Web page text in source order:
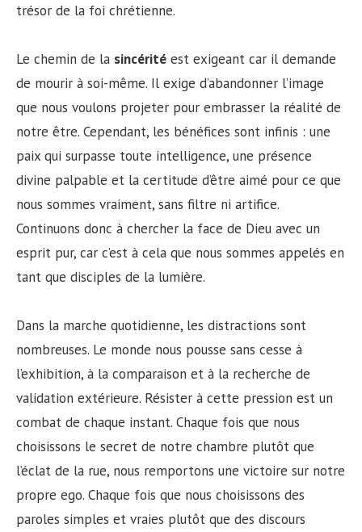
trésor de la foi chrétienne.
Le chemin de la sincérité est exigeant car il demande
de mourir à soi-même. Il exige d’abandonner l’image
que nous voulons projeter pour embrasser la réalité de
notre être. Cependant, les bénéfices sont infinis : une
paix qui surpasse toute intelligence, une présence
divine palpable et la certitude d’être aimé pour ce que
nous sommes vraiment, sans filtre ni artifice.
Continuons donc à chercher la face de Dieu avec un
esprit pur, car c’est à cela que nous sommes appelés en
tant que disciples de la lumière.
Dans la marche quotidienne, les distractions sont
nombreuses. Le monde nous pousse sans cesse à
l’exhibition, à la comparaison et à la recherche de
validation extérieure. Résister à cette pression est un
combat de chaque instant. Chaque fois que nous
choisissons le secret de notre chambre plutôt que
l’éclat de la rue, nous remportons une victoire sur notre
propre ego. Chaque fois que nous choisissons des
paroles simples et vraies plutôt que des discours